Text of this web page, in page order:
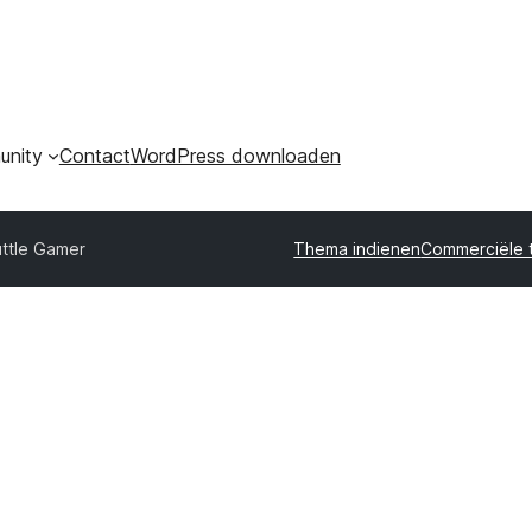
ContactWordPress downloaden
Gamer Thema indienenCommerciële